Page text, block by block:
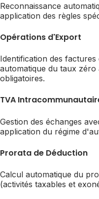
Reconnaissance
application des règles
Opérations d'Export
Identification des
automatique du taux zéro
obligatoires.
TVA
Gestion des échanges
application du régime
Prorata de Déduction
Calcul automatique du
(activités taxables et